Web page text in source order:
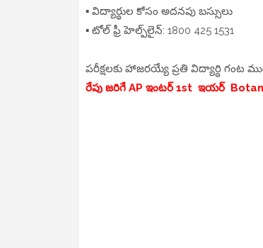
▪️ విద్యార్థుల కోసం అదనపు బస్సులు
▪️ టోల్ ఫ్రీ హెల్ప్‌లైన్: 1800 425 1531
పరీక్షలకు హాజరయ్యే ప్రతి విద్యార్థి గంట
రేపు జరిగే AP ఇంటర్ 1st ఇయర్